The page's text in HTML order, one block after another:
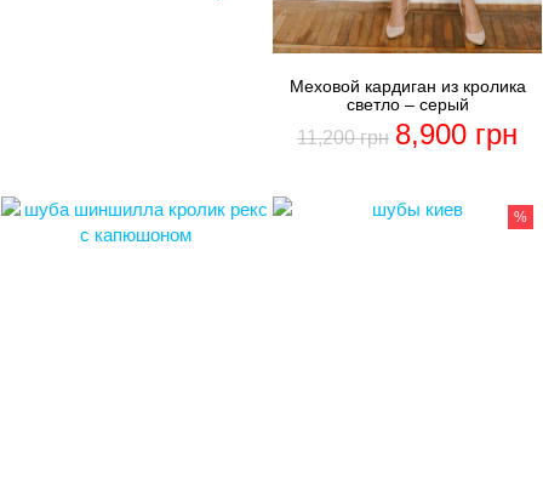
Меховой кардиган из кролика
светло – серый
11,200грн 8,900 грн
%